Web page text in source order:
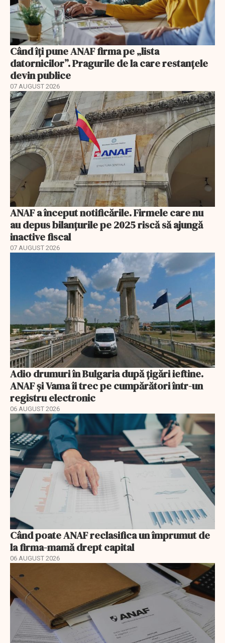
Când îți pune ANAF firma pe „lista
datornicilor”. Pragurile de la care restanțele
devin publice
07 AUGUST 2026
ANAF a început notificările. Firmele care nu
au depus bilanțurile pe 2025 riscă să ajungă
inactive fiscal
07 AUGUST 2026
Adio drumuri în Bulgaria după țigări ieftine.
ANAF și Vama îi trec pe cumpărători într-un
registru electronic
06 AUGUST 2026
Când poate ANAF reclasifica un împrumut de
la firma-mamă drept capital
06 AUGUST 2026